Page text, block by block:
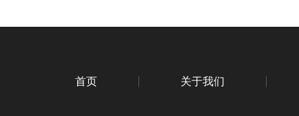
首页 关于我们